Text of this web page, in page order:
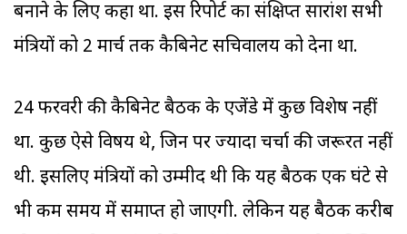
बनाने के लिए कहा था. इस रिपोर्ट का संक्षिप्त सारांश सभी
मंत्रियों को 2 मार्च तक कैबिनेट सचिवालय को देना था.
24 फरवरी की कैबिनेट बैठक के एजेंडे में कुछ विशेष नहीं
था. कुछ ऐसे विषय थे, जिन पर ज्यादा चर्चा की जरूरत नहीं
थी. इसलिए मंत्रियों को उम्मीद थी कि यह बैठक एक घंटे से
भी कम समय में समाप्त हो जाएगी. लेकिन यह बैठक करीब